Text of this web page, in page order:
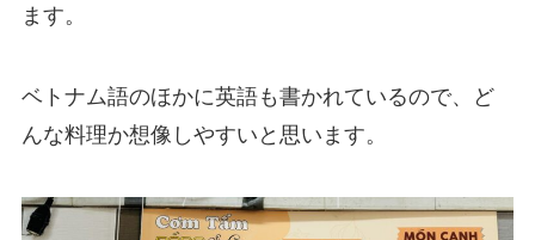
ます。
ベトナム語のほかに英語も書かれているので、ど
んな料理か想像しやすいと思います。